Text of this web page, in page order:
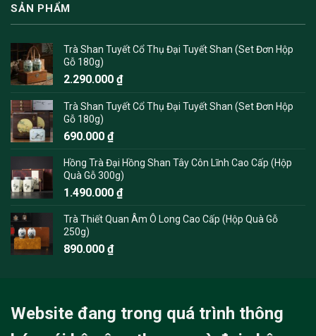
SẢN PHẨM
Trà Shan Tuyết Cổ Thụ Đại Tuyết Shan (Set Đơn Hộp
Gỗ 180g)
2.290.000 ₫
Trà Shan Tuyết Cổ Thụ Đại Tuyết Shan (Set Đơn Hộp
Gỗ 180g)
690.000 ₫
Hồng Trà Đại Hồng Shan Tây Côn Lĩnh Cao Cấp (Hộp
Quà Gỗ 300g)
1.490.000 ₫
Trà Thiết Quan Âm Ô Long Cao Cấp (Hộp Quà Gỗ
250g)
890.000 ₫
Website đang trong quá trình thông